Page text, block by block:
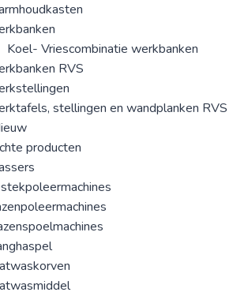
Koel- Vriescombinatie werkbanken
RVS
stellingen en wandplanken RVS
producten